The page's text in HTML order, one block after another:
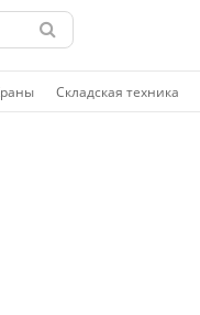
Складская техника